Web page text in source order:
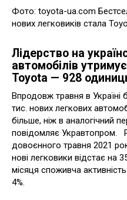
Фото: toyota-ua.com
нових легковиків стала
Лідерство на
автомобілів
Toyota — 928
Впродовж травня в Україні
тис. нових легкових
більше, ніж в аналогічний
повідомляє Укравтопром.
довоєнного травня 2021
нові легковики відстає на
місяця споживча
4%.